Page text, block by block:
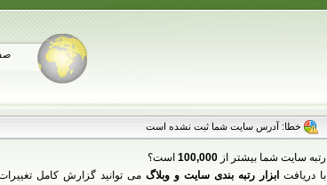
خطا: آدرس سایت شما ثبت نشده است
رتبه سایت شما بیشتر از 100,000 است؟
با دریافت ابزار رتبه بندی سایت و وبلاگ می توانید گزارش کامل